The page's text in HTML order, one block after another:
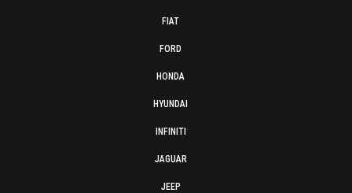
FIAT
FORD
HONDA
HYUNDAI
INFINITI
JAGUAR
JEEP